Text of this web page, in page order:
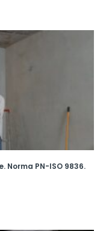
Norma PN-ISO 9836.